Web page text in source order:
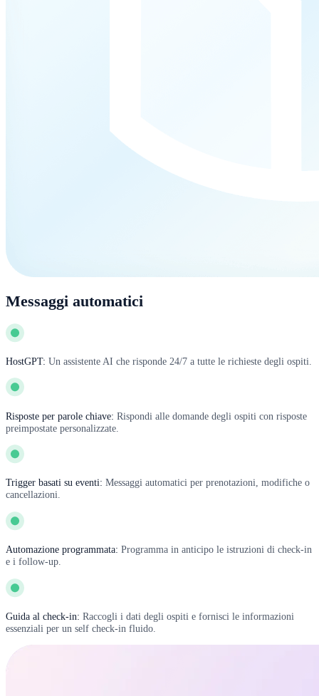
Messaggi automatici
HostGPT: Un assistente AI che risponde 24/7 a tutte le richieste degli ospiti.
Risposte per parole chiave: Rispondi alle domande degli ospiti con risposte
preimpostate personalizzate.
Trigger basati su eventi: Messaggi automatici per prenotazioni, modifiche o
cancellazioni.
Automazione programmata: Programma in anticipo le istruzioni di check-in
e i follow-up.
Guida al check-in: Raccogli i dati degli ospiti e fornisci le informazioni
essenziali per un self check-in fluido.